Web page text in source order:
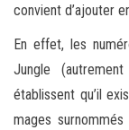
convient d’ajouter
En effet, les
Jungle
établissent qu’il
mages